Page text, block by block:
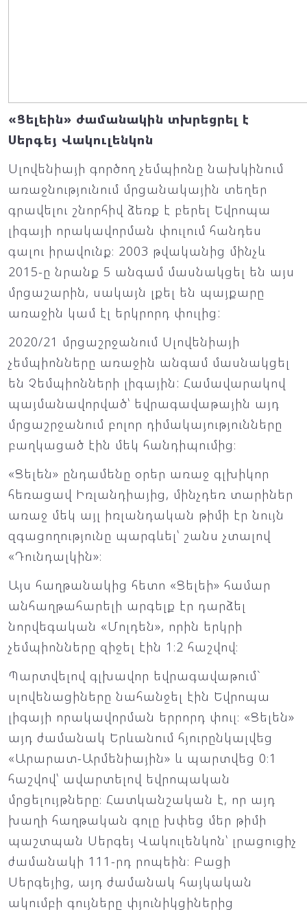
«Ցելեին» ժամանակին տխրեցրել է
Սերգեյ Վակուլենկոն
Սլովենիայի գործող չեմպիոնը նախկինում
առաջնությունում մրցանակային տեղեր
գրավելու շնորհիվ ձեռք է բերել Եվրոպա
լիգայի որակավորման փուլում հանդես
գալու իրավունք։ 2003 թվականից մինչև
2015-ը նրանք 5 անգամ մասնակցել են այս
մրցաշարին, սակայն լքել են պայքարը
առաջին կամ էլ երկրորդ փուլից:
2020/21 մրցաշրջանում Սլովենիայի
չեմպիոնները առաջին անգամ մասնակցել
են Չեմպիոնների լիգային: Համավարակով
պայմանավորված՝ եվրագավաթային այդ
մրցաշրջանում բոլոր դիմակայությունները
բաղկացած էին մեկ հանդիպումից։
«Ցելեն» ընդամենը օրեր առաջ գլխիկոր
հեռացավ Իռլանդիայից, մինչդեռ տարիներ
առաջ մեկ այլ իռլանդական թիմի էր նույն
զգացողությունը պարգևել՝ շանս չտալով
«Դունդալկին»։
Այս հաղթանակից հետո «Ցելեի» համար
անհաղթահարելի արգելք էր դարձել
նորվեգական «Մոլդեն», որին երկրի
չեմպիոնները զիջել էին 1։2 հաշվով։
Պարտվելով գլխավոր եվրագավաթում`
սլովենացիները նահանջել էին Եվրոպա
լիգայի որակավորման երրորդ փուլ։ «Ցելեն»
այդ ժամանակ Երևանում հյուրընկալվեց
«Արարատ-Արմենիային» և պարտվեց 0։1
հաշվով՝ ավարտելով եվրոպական
մրցելույթները։ Հատկանշական է, որ այդ
խաղի հաղթական գոլը խփեց մեր թիմի
պաշտպան Սերգեյ Վակուլենկոն՝ լրացուցիչ
ժամանակի 111-րդ րոպեին։ Բացի
Սերգեյից, այդ ժամանակ հայկական
ակումբի գույները փյունիկցիներից